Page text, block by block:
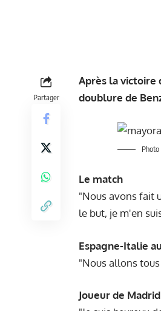
Partager
Après la victoire
doublure de
Le match
"Nous avons fait
le but, je m'en
Espagne-Italie
"Nous allons
Joueur de